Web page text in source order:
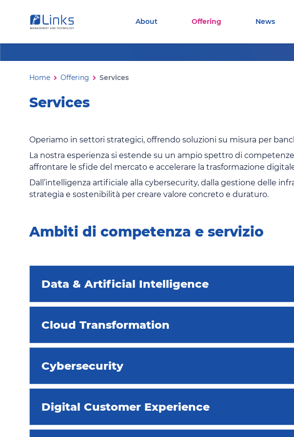
Vai al menu di navigazione
Vai ai contenuti
About Offering News
Services
Ti trovi in:
Home Offering Services
Services
Operiamo in settori strategici, offrendo soluzioni su misura per
La nostra esperienza si estende su un ampio spettro di
affrontare le sfide del mercato e accelerare la trasformazione
Dall’intelligenza artificiale alla cybersecurity, dalla gestione delle
strategia e sostenibilità per creare valore concreto e duraturo.​
Ambiti di competenza e servizio
Data & Artificial Intelligence​
Cloud Transformation​
Cybersecurity ​
Digital Customer Experience